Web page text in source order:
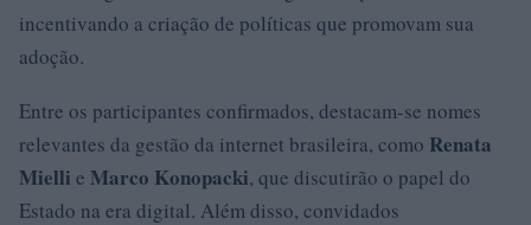
incentivando a criação de políticas que promovam sua
adoção.
Entre os participantes confirmados, destacam-se nomes
relevantes da gestão da internet brasileira, como Renata
Mielli e Marco Konopacki, que discutirão o papel do
Estado na era digital. Além disso, convidados